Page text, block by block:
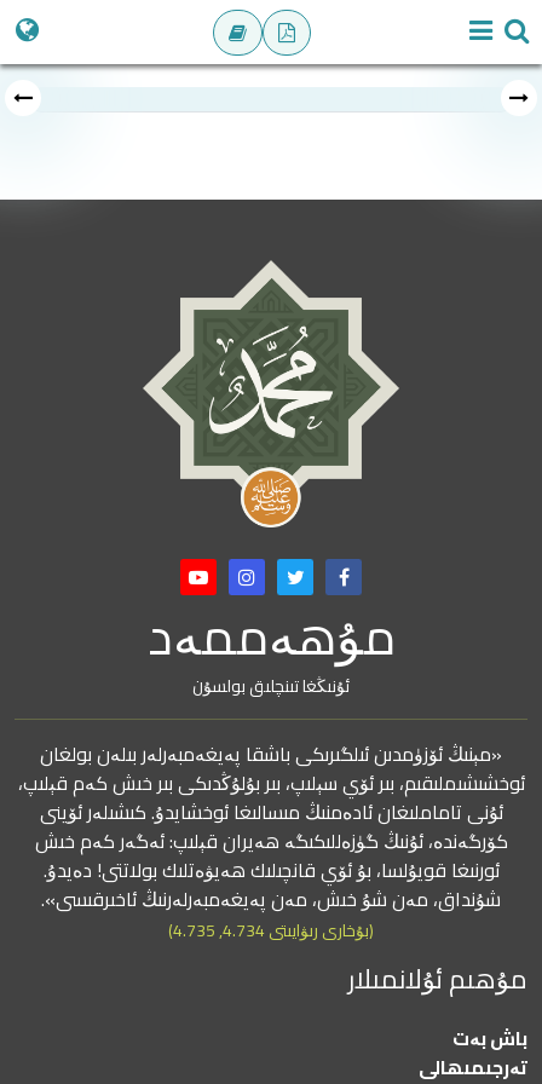
مۇھەممەد
ئۇنىڭغا تىنچلىق بولسۇن
«مېنىڭ ئۆزۈمدىن ئىلگىرىكى باشقا پەيغەمبەرلەر بىلەن بولغان
ئوخشىشىملىقىم، بىر ئۆي سېلىپ، بىر بۇلۇڭدىكى بىر خىش كەم قېلىپ،
ئۇنى تاماملىغان ئادەمنىڭ مىسالىغا ئوخشايدۇ. كىشىلەر ئۆينى
كۆرگەندە، ئۇنىڭ گۈزەللىكىگە ھەيران قېلىپ: ئەگەر كەم خىش
ئورنىغا قويۇلسا، بۇ ئۆي قانچىلىك ھەيۋەتلىك بولاتتى! دەيدۇ.
شۇنداق، مەن شۇ خىش، مەن پەيغەمبەرلەرنىڭ ئاخىرقىسى».
(بۇخارى رىۋايىتى 4.734, 4.735)
مۇھىم ئۇلانمىلار
باش بەت
تەرجىمىھالى